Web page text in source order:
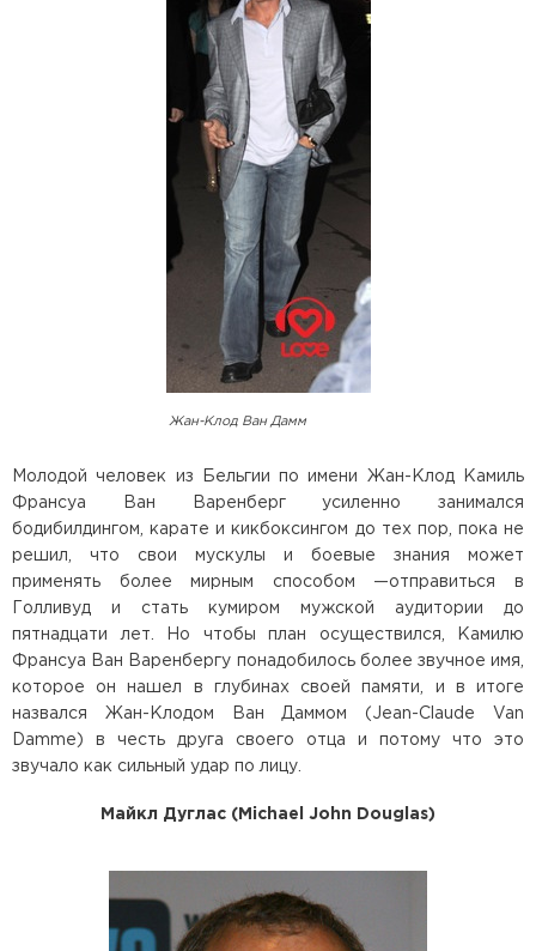
Жан-Клод Ван Дамм
Молодой человек из Бельгии по имени Жан-Клод Камиль
Франсуа Ван Варенберг усиленно занимался
бодибилдингом, карате и кикбоксингом до тех пор, пока не
решил, что свои мускулы и боевые знания может
применять более мирным способом —отправиться в
Голливуд и стать кумиром мужской аудитории до
пятнадцати лет. Но чтобы план осуществился, Камилю
Франсуа Ван Варенбергу понадобилось более звучное имя,
которое он нашел в глубинах своей памяти, и в итоге
назвался Жан-Клодом Ван Даммом (Jean-Claude Van
Damme) в честь друга своего отца и потому что это
звучало как сильный удар по лицу.
Майкл Дуглас (Michael John Douglas)